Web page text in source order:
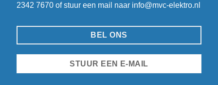
2342 7670of stuur een mail naar info@mvc-elektro.nl
BEL ONS
STUUR EEN E-MAIL